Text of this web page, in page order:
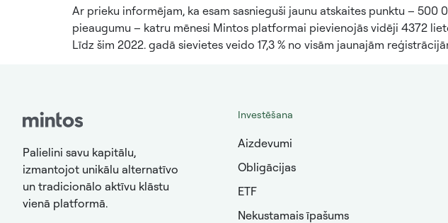
Ar prieku informējam, ka esam sasnieguši jaunu atskaites punktu –
pieaugumu – katru mēnesi Mintos platformai pievienojās vidēji 4372
Līdz šim 2022. gadā sievietes veido 17,3 % no visām jaunajām
Palielini savu kapitālu,
izmantojot unikālu alternatīvo
un tradicionālo aktīvu klāstu
vienā platformā.
Investēšana
Aizdevumi
Obligācijas
ETF
Nekustamais īpašums